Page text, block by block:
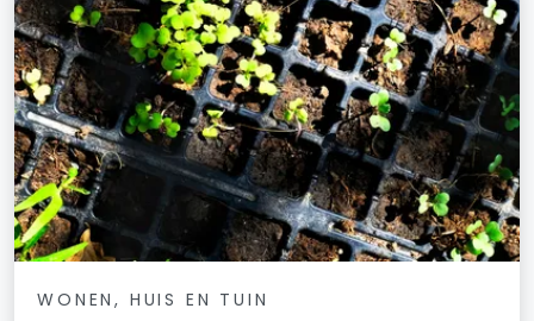
WONEN, HUIS EN TUIN